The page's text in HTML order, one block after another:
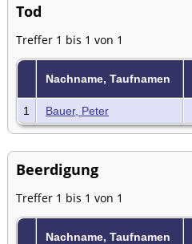
Tod
Treffer 1 bis 1 von 1
Nachname, Taufnamen
1 Bauer, Peter
Beerdigung
Treffer 1 bis 1 von 1
Nachname, Taufnamen